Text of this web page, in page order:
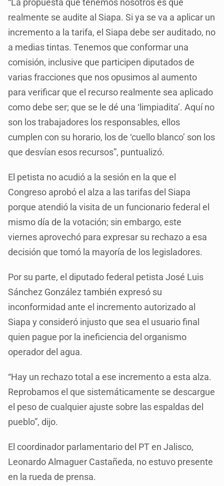
“La propuesta que tenemos nosotros es que
realmente se audite al Siapa. Si ya se va a aplicar un
incremento a la tarifa, el Siapa debe ser auditado, no
a medias tintas. Tenemos que conformar una
comisión, inclusive que participen diputados de
varias fracciones que nos opusimos al aumento
para verificar que el recurso realmente sea aplicado
como debe ser; que se le dé una ‘limpiadita’. Aquí no
son los trabajadores los responsables, ellos
cumplen con su horario, los de ‘cuello blanco’ son los
que desvían esos recursos”, puntualizó.
El petista no acudió a la sesión en la que el
Congreso aprobó el alza a las tarifas del Siapa
porque atendió la visita de un funcionario federal el
mismo día de la votación; sin embargo, este
viernes aprovechó para expresar su rechazo a esa
decisión que tomó la mayoría de los legisladores.
Por su parte, el diputado federal petista José Luis
Sánchez González también expresó su
inconformidad ante el incremento autorizado al
Siapa y consideró injusto que sea el usuario final
quien pague por la ineficiencia del organismo
operador del agua.
“Hay un rechazo total a ese incremento a esta alza.
Reprobamos el que sistemáticamente se descargue
el peso de cualquier ajuste sobre las espaldas del
pueblo”, dijo.
El coordinador parlamentario del PT en Jalisco,
Leonardo Almaguer Castañeda, no estuvo presente
en la rueda de prensa.